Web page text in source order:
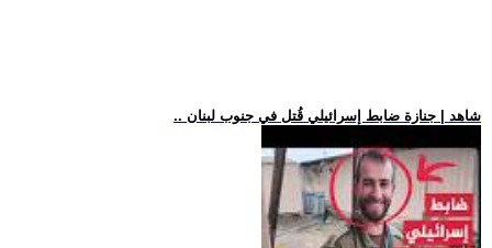
.. شاهد | جنازة ضابط إسرائيلي قُتل في جنوب لبنان